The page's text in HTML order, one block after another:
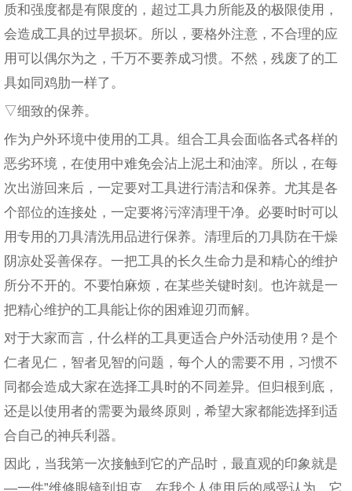
质和强度都是有限度的，超过工具力所能及的极限使用，
会造成工具的过早损坏。所以，要格外注意，不合理的应
用可以偶尔为之，千万不要养成习惯。不然，残废了的工
具如同鸡肋一样了。
▽细致的保养。
作为户外环境中使用的工具。组合工具会面临各式各样的
恶劣环境，在使用中难免会沾上泥土和油滓。所以，在每
次出游回来后，一定要对工具进行清洁和保养。尤其是各
个部位的连接处，一定要将污滓清理干净。必要时时可以
用专用的刀具清洗用品进行保养。清理后的刀具防在干燥
阴凉处妥善保存。一把工具的长久生命力是和精心的维护
所分不开的。不要怕麻烦，在某些关键时刻。也许就是一
把精心维护的工具能让你的困难迎刃而解。
对于大家而言，什么样的工具更适合户外活动使用？是个
仁者见仁，智者见智的问题，每个人的需要不用，习惯不
同都会造成大家在选择工具时的不同差异。但归根到底，
还是以使用者的需要为最终原则，希望大家都能选择到适
合自己的神兵利器。
因此，当我第一次接触到它的产品时，最直观的印象就是
—一件”维修眼镜到坦克。在我个人使用后的感受认为，它